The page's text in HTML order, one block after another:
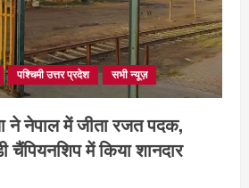
पश्चिमी उत्तर प्रदेश सभी न्यूज़
ने नेपाल में जीता रजत पदक,
चैंपियनशिप में किया शानदार